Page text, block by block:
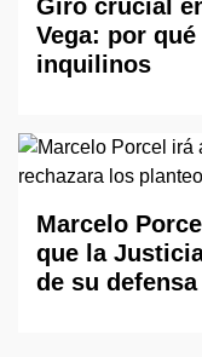
Giro crucial
Vega: por
inquilinos
Marcelo
que la
de su defensa